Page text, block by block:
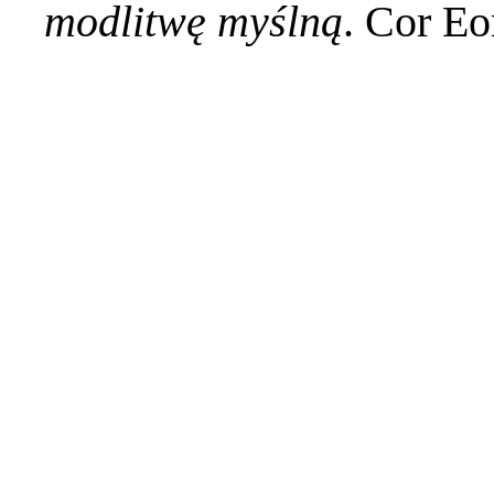
modlitwę myślną. Cor